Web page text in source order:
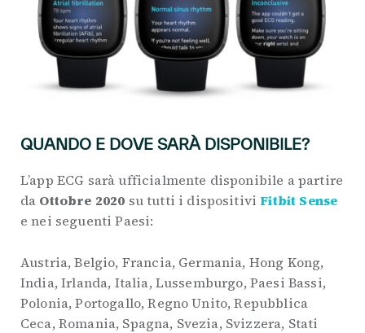
QUANDO E DOVE SARÀ DISPONIBILE?
L’app ECG sarà ufficialmente disponibile a partire
da Ottobre 2020 su tutti i dispositiviFitbit Sense
e nei seguenti Paesi:
Austria, Belgio, Francia, Germania, Hong Kong,
India, Irlanda, Italia, Lussemburgo, Paesi Bassi,
Polonia, Portogallo, Regno Unito, Repubblica
Ceca, Romania, Spagna, Svezia, Svizzera, Stati